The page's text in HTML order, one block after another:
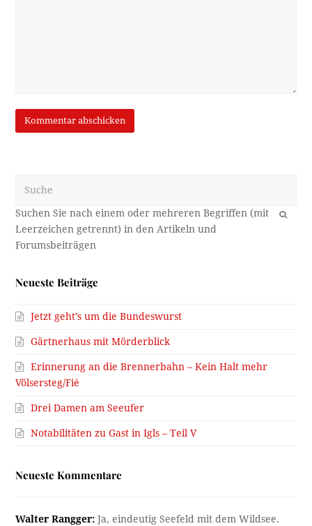
OK
Neueste Beiträge
Jetzt geht’s um die Bundeswurst
Gärtnerhaus mit Mörderblick
Erinnerung an die Brennerbahn – Kein Halt mehr
Völsersteg/Fié
Drei Damen am Seeufer
Notabilitäten zu Gast in Igls – Teil V
Neueste Kommentare
Walter Rangger: Ja, eindeutig Seefeld mit dem Wildsee.